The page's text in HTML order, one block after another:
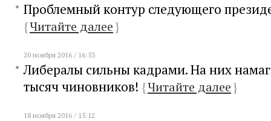
Проблемный контур следующего
{Читайте далее}
20 ноября 2016 / 16:53
Либералы сильны кадрами. На них
тысяч чиновников! {Читайте далее}
18 ноября 2016 / 15:12